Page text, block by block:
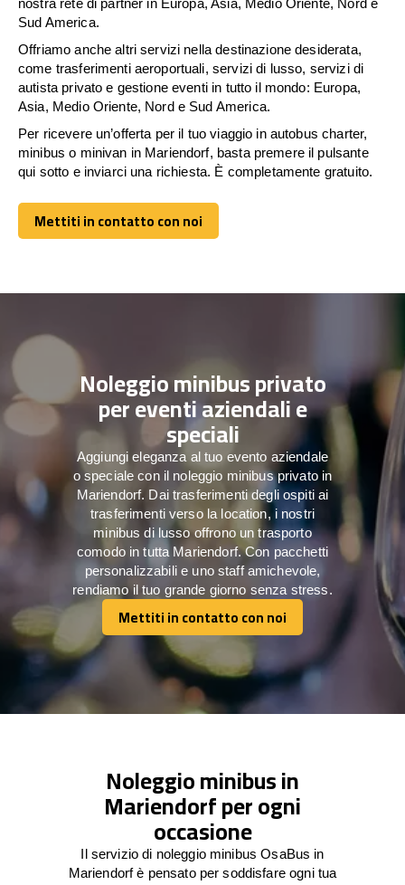
Sud America.
Offriamo anche altri servizi nella destinazione desiderata,
come trasferimenti aeroportuali, servizi di lusso, servizi di
autista privato e gestione eventi in tutto il mondo: Europa,
Asia, Medio Oriente, Nord e Sud America.
Per ricevere un’offerta per il tuo viaggio in autobus charter,
minibus o minivan in Mariendorf, basta premere il pulsante
qui sotto e inviarci una richiesta. È completamente gratuito.
Mettiti in contatto con noi
Mettiti in contatto con noi
Noleggio minibus privato
per eventi aziendali e
speciali
Aggiungi eleganza al tuo evento aziendale
o speciale con il noleggio minibus privato in
Mariendorf. Dai trasferimenti degli ospiti ai
trasferimenti verso la location, i nostri
minibus di lusso offrono un trasporto
comodo in tutta Mariendorf. Con pacchetti
personalizzabili e uno staff amichevole,
rendiamo il tuo grande giorno senza stress.
Mettiti in contatto con noi
Mettiti in contatto con noi
Noleggio minibus in
Mariendorf per ogni
occasione
Il servizio di noleggio minibus OsaBus in
Mariendorf è pensato per soddisfare ogni tua